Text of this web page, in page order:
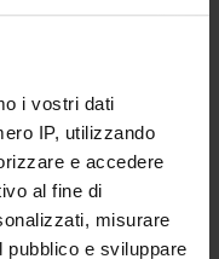
i vostri dati
IP, utilizzando
e accedere
al fine di
misurare
pubblico e sviluppare